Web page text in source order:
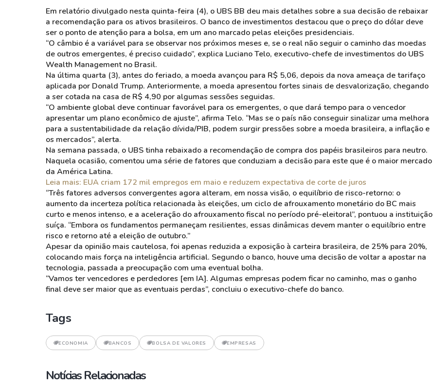
Em relatório divulgado nesta quinta-feira (4), o UBS BB deu mais detalhes sobre a sua decisão de rebaixar
a recomendação para os ativos brasileiros. O banco de investimentos destacou que o preço do dólar deve
ser o ponto de atenção para a bolsa, em um ano marcado pelas eleições presidenciais.
“O câmbio é a variável para se observar nos próximos meses e, se o real não seguir o caminho das moedas
de outros emergentes, é preciso cuidado”, explica Luciano Telo, executivo-chefe de investimentos do UBS
Wealth Management no Brasil.
Na última quarta (3), antes do feriado, a moeda avançou para R$ 5,06, depois da nova ameaça de tarifaço
aplicada por Donald Trump. Anteriormente, a moeda apresentou fortes sinais de desvalorização, chegando
a ser cotada na casa de R$ 4,90 por algumas sessões seguidas.
“O ambiente global deve continuar favorável para os emergentes, o que dará tempo para o vencedor
apresentar um plano econômico de ajuste”, afirma Telo. “Mas se o país não conseguir sinalizar uma melhora
para a sustentabilidade da relação dívida/PIB, podem surgir pressões sobre a moeda brasileira, a inflação e
os mercados”, alerta.
Na semana passada, o UBS tinha rebaixado a recomendação de compra dos papéis brasileiros para neutro.
Naquela ocasião, comentou uma série de fatores que conduziam a decisão para este que é o maior mercado
da América Latina.
Leia mais: EUA criam 172 mil empregos em maio e reduzem expectativa de corte de juros
“Três fatores adversos convergentes agora alteram, em nossa visão, o equilíbrio de risco-retorno: o
aumento da incerteza política relacionada às eleições, um ciclo de afrouxamento monetário do BC mais
curto e menos intenso, e a aceleração do afrouxamento fiscal no período pré-eleitoral”, pontuou a instituição
suíça. “Embora os fundamentos permaneçam resilientes, essas dinâmicas devem manter o equilíbrio entre
risco e retorno até a eleição de outubro.”
Apesar da opinião mais cautelosa, foi apenas reduzida a exposição à carteira brasileira, de 25% para 20%,
colocando mais força na inteligência artificial. Segundo o banco, houve uma decisão de voltar a apostar na
tecnologia, passada a preocupação com uma eventual bolha.
“Vamos ter vencedores e perdedores [em IA]. Algumas empresas podem ficar no caminho, mas o ganho
final deve ser maior que as eventuais perdas”, concluiu o executivo-chefe do banco.
Tags
ECONOMIA BANCOS BOLSA DE VALORES EMPRESAS
Notícias Relacionadas